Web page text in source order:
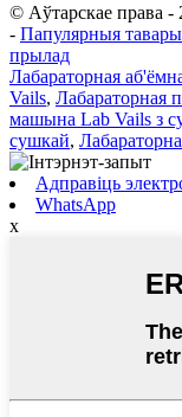
© Аўтарскае права -
- Папулярныя тавары
прылад
Лабараторная
Vails, Лабараторная
машына Lab Vails з
сушкай,
Адправіць
WhatsApp
x